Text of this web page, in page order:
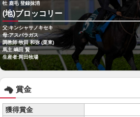
牡 鹿毛 登録抹消
(地)ブロッコリー
父:キンシャサノキセキ
母:アスパラガス
調教師:牧田 和弥 (栗東)
馬主:嶋田 賢
生産者:岡田牧場
賞金
獲得賞金